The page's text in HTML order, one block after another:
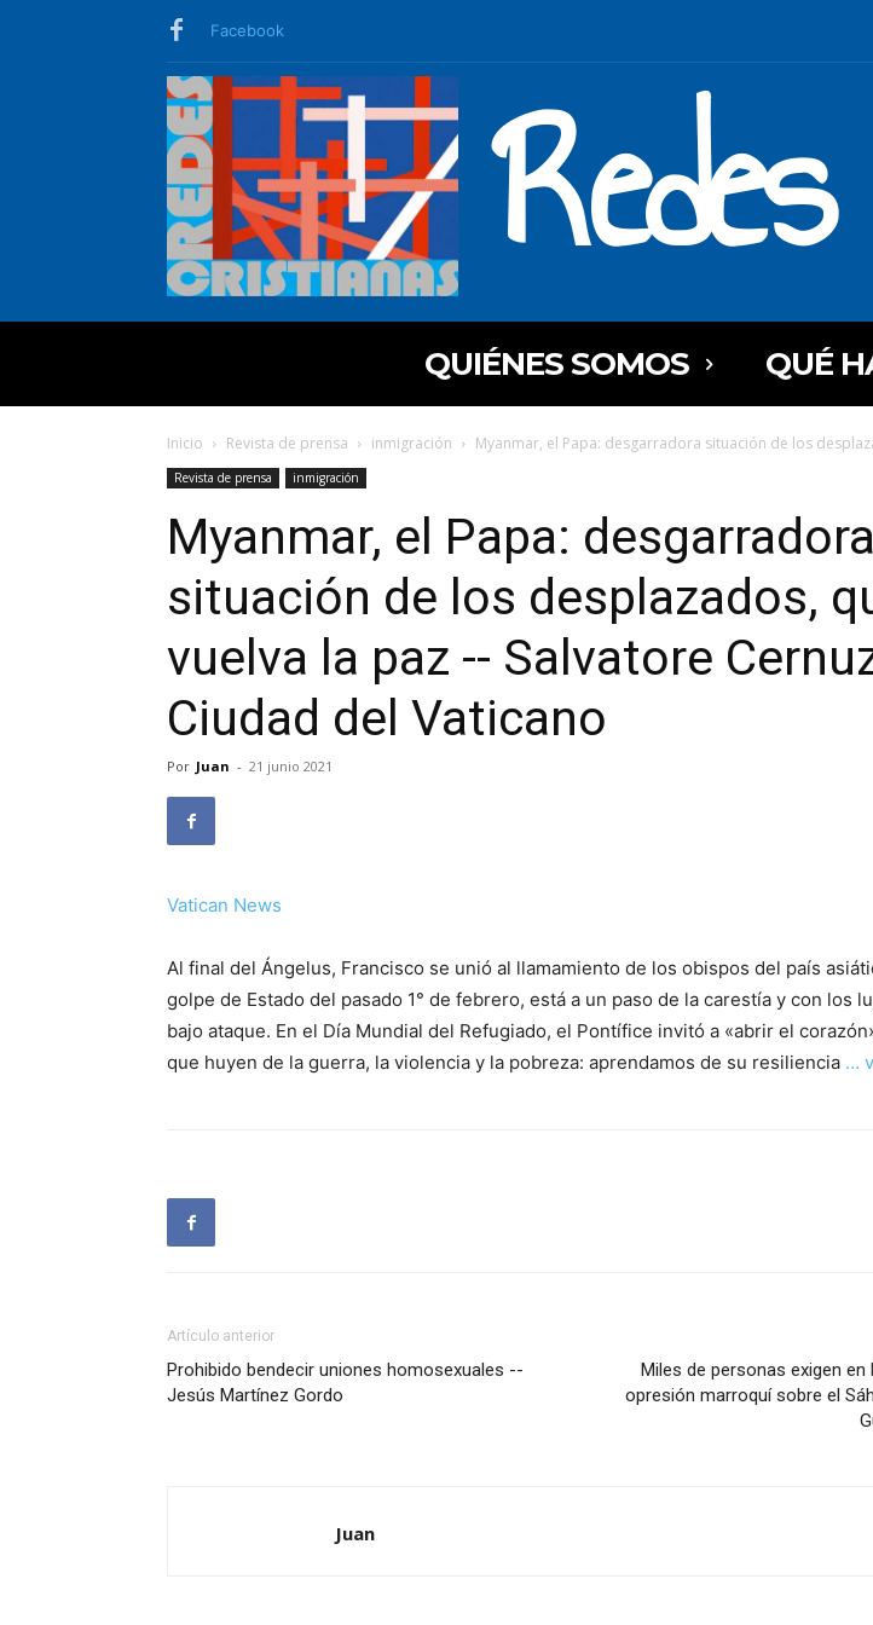
Facebook
QUIÉNES SOMOS QUÉ
Inicio Revista de prensa inmigración Myanmar, el Papa: desgarradora situación de los
Revista de prensa inmigración
Myanmar, el Papa: desgarradora
situación de los desplazados,
vuelva la paz -- Salvatore
Ciudad del Vaticano
Por Juan - 21 junio 2021
Vatican News
Al final del Ángelus, Francisco se unió al llamamiento de los obispos del país
golpe de Estado del pasado 1° de febrero, está a un paso de la carestía y con los
bajo ataque. En el Día Mundial del Refugiado, el Pontífice invitó a «abrir el
que huyen de la guerra, la violencia y la pobreza: aprendamos de su resiliencia …
Artículo anterior
Prohibido bendecir uniones homosexuales --
Jesús Martínez Gordo
Miles de personas exigen en
opresión marroquí sobre el
Juan